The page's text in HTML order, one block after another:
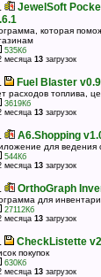
JewelSoft
которая
535Кб
месяца 13 загрузок
Fuel Blaster
расходов топлива,
3619Кб
месяца 13 загрузок
A6.Shopping
для ведения
544Кб
месяца 13 загрузок
OrthoGraph
для
27112Кб
месяца 13 загрузок
CheckListette
покупок
630Кб
месяца 13 загрузок